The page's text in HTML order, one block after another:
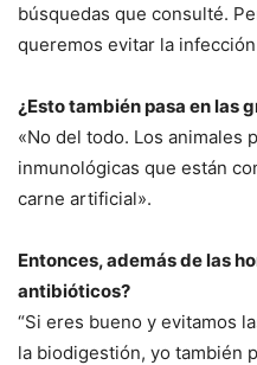
búsquedas que consulté.
queremos evitar la
¿Esto también pasa en las
«No del todo. Los animales
inmunológicas que están
carne artificial».
Entonces, además de las
antibióticos?
“Si eres bueno y evitamos
la biodigestión, yo también